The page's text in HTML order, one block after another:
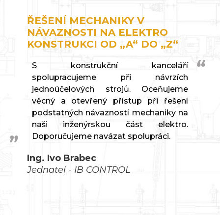
ŘEŠENÍ MECHANIKY V
NÁVAZNOSTI NA ELEKTRO
KONSTRUKCI OD „A“ DO „Z“
S konstrukční kanceláří
spolupracujeme při návrzích
jednoúčelových strojů. Oceňujeme
věcný a otevřený přístup při řešení
podstatných návazností mechaniky na
naši inženýrskou část elektro.
Doporučujeme navázat spolupráci.
Ing. Ivo Brabec
Jednatel - IB CONTROL